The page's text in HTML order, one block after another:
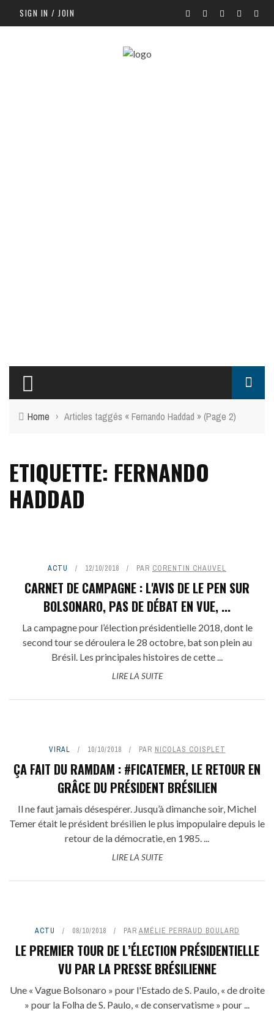
SIGN IN / JOIN
Home › Articles taggés « Fernando Haddad »(Page 2)
ETIQUETTE: FERNANDO
HADDAD
ACTU 12/10/2018 PAR CORENTIN CHAUVEL
CARNET DE CAMPAGNE : L'AVIS DE LE PEN SUR
BOLSONARO, PAS DE DÉBAT EN VUE, ...
La campagne pour l’élection présidentielle 2018, dont le
second tour se déroulera le 28 octobre, bat son plein au
Brésil. Les principales histoires de cette ...
LIRE LA SUITE
VIRAL 10/10/2018 PAR NICOLAS COISPLET
ÇA FAIT DU RAMDAM : #FICATEMER, LE RETOUR EN
GRÂCE DU PRÉSIDENT BRÉSILIEN
Il ne faut jamais désespérer. Jusqu’à dimanche soir, Michel
Temer était le président brésilien le plus impopulaire depuis le
retour de la démocratie, en 1985. ...
LIRE LA SUITE
ACTU 08/10/2018 PAR AMÉLIE PERRAUD BOULARD
LE PREMIER TOUR DE L’ÉLECTION PRÉSIDENTIELLE
VU PAR LA PRESSE BRÉSILIENNE
Une « Vague Bolsonaro » pour l'Estado de S. Paulo, « de droite
» pour la Folha de S. Paulo, « de conservatisme » pour ...